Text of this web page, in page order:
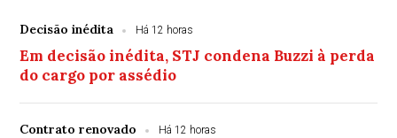
Decisão inédita Há 12 horas
Em decisão inédita, STJ condena Buzzi à perda
do cargo por assédio
Contrato renovado Há 12 horas